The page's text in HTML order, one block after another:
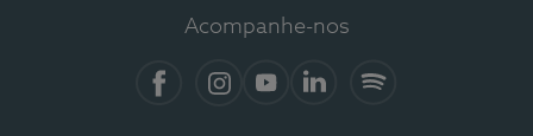
Acompanhe-nos